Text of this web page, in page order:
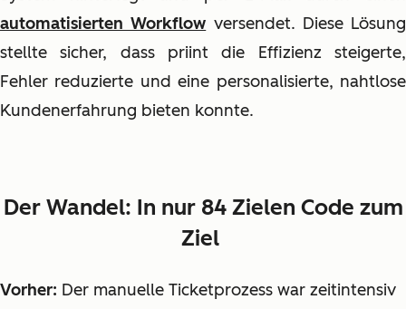
automatisierten Workflow versendet. Diese Lösung
stellte sicher, dass priint die Effizienz steigerte,
Fehler reduzierte und eine personalisierte, nahtlose
Kundenerfahrung bieten konnte.
Der Wandel: In nur 84 Zielen Code zum
Ziel
Vorher: Der manuelle Ticketprozess war zeitintensiv